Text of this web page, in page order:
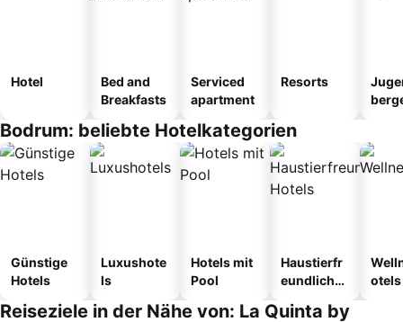
Hotel
Bed and
Breakfasts
Serviced
apartment
Resorts
Bodrum: beliebte Hotelkategorien
Günstige
Hotels
Luxushote
ls
Hotels mit
Pool
Haustierfr
eundliche
otels
Reiseziele in der Nähe von: La Quinta by